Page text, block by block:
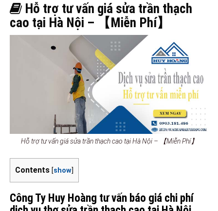
Hỗ trợ tư vấn giá sửa trần thạch
cao tại Hà Nội – 【Miễn Phí】
Hỗ trợ tư vấn giá sửa trần thạch cao tại Hà Nội – 【Miễn Phí】
Contents [show]
Công Ty Huy Hoàng tư vấn báo giá chi phí